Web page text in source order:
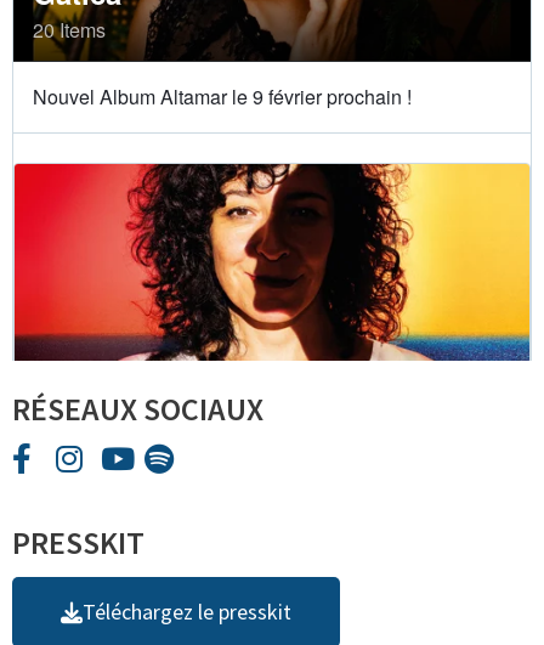
RÉSEAUX SOCIAUX
PRESSKIT
Téléchargez le presskit